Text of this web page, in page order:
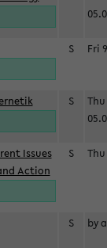
S Fri
S
Thu
Issues
Action
S Thu
S by